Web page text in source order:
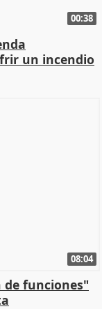
00:38
un incendio
08:04
de funciones"